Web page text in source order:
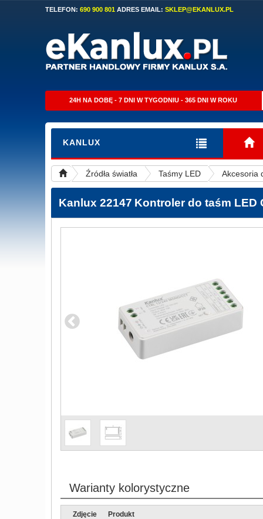
TELEFON: 690 900 801 ADRES EMAIL: SKLEP@EKANLUX.PL
24H NA DOBĘ - 7 DNI W TYGODNIU - 365 DNI W ROKU
KANLUX
Źródła światła Taśmy LED Akcesoria
Kanlux 22147 Kontroler do taśm LED
Warianty kolorystyczne
Zdjęcie Produkt